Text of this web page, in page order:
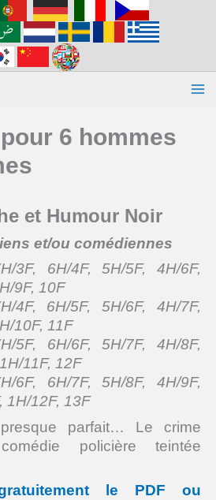
6 hommes
et Humour Noir
et/ou comédiennes
3F, 6H/4F, 5H/5F, 4H/6F,
9F, 10F
4F, 6H/5F, 5H/6F, 4H/7F,
10F, 11F
5F, 6H/6F, 5H/7F, 4H/8F,
11F, 12F
6F, 6H/7F, 5H/8F, 4H/9F,
1H/12F, 13F
presque parfait… Le crime
policière teintée
le PDF ou